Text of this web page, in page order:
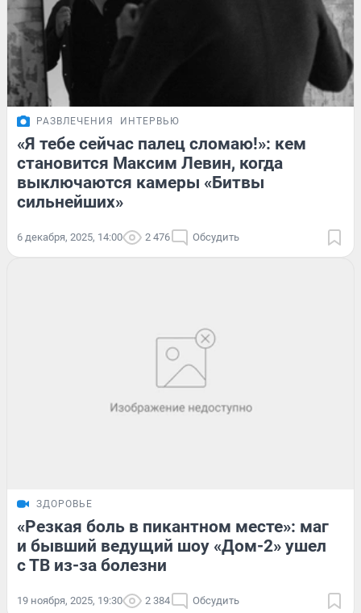
РАЗВЛЕЧЕНИЯ ИНТЕРВЬЮ
«Я тебе сейчас палец сломаю!»: кем
становится Максим Левин, когда
выключаются камеры «Битвы
сильнейших»
6 декабря, 2025, 14:00 2 476 Обсудить
ЗДОРОВЬЕ
«Резкая боль в пикантном месте»: маг
и бывший ведущий шоу «Дом-2» ушел
с ТВ из-за болезни
19 ноября, 2025, 19:30 2 384 Обсудить